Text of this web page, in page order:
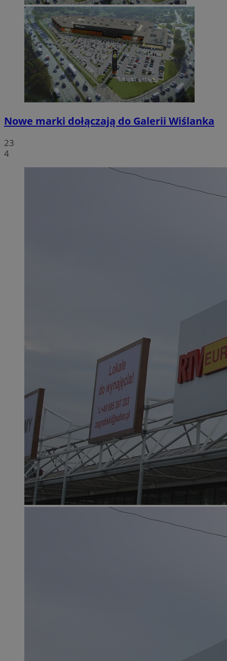
Nowe marki dołączają do Galerii Wiślanka
23
4